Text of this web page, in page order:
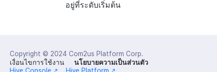
อยู่ที่ระดับเริ่มต้น
Copyright © 2024 Com2us Platform Corp.
เงื่อนไขการใช้งาน
นโยบายความเป็นส่วนตัว